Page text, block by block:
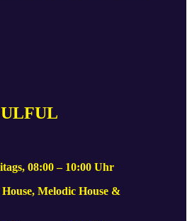
08:00 – 10:00 Uhr
House, Melodic House &